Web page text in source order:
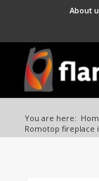
About
You are here:
Romotop fireplace